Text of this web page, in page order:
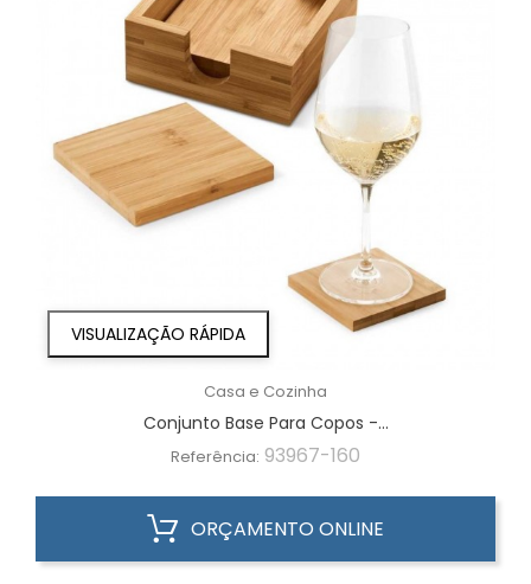
VISUALIZAÇÃO RÁPIDA
Casa e Cozinha
Conjunto Base Para Copos -...
Referência: 93967-160
ORÇAMENTO ONLINE